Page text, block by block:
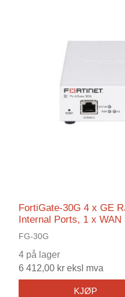
FortiGate-30G 4 x GE
Internal Ports, 1 x WAN
FG-30G
4 på lager
6 412,00 kr eksl mva
KJØP